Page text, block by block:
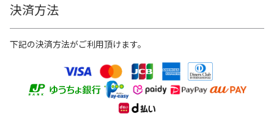
決済方法
下記の決済方法がご利用頂けます。